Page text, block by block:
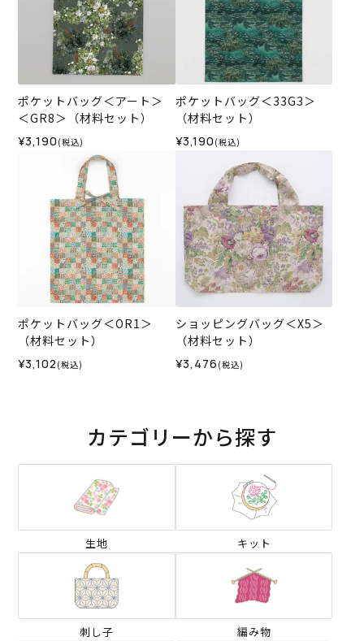
ポケットバッグ＜アート＞
＜GR8＞（材料セット）
¥3,190 (税込)
ポケットバッグ＜33G3＞
（材料セット）
¥3,190 (税込)
ポケットバッグ＜OR1＞
（材料セット）
¥3,102 (税込)
ショッピングバッグ＜X5＞
（材料セット）
¥3,476 (税込)
カテゴリーから探す
生地 キット
刺し子 編み物